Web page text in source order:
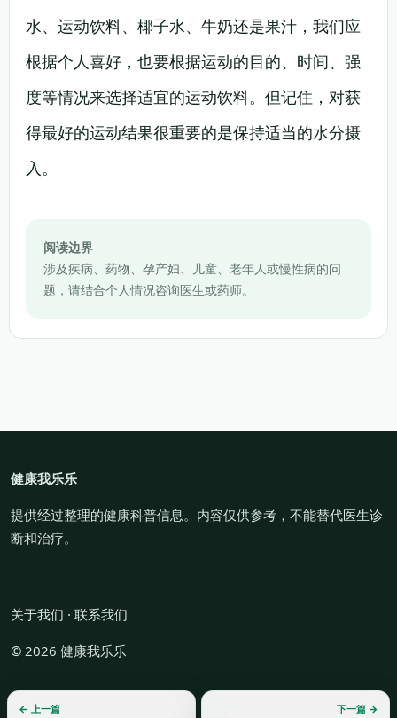
水、运动饮料、椰子水、牛奶还是果汁，我们应
根据个人喜好，也要根据运动的目的、时间、强
度等情况来选择适宜的运动饮料。但记住，对获
得最好的运动结果很重要的是保持适当的水分摄
入。
阅读边界
涉及疾病、药物、孕产妇、儿童、老年人或慢性病的问
题，请结合个人情况咨询医生或药师。
← 上一篇 下一篇 →
健康我乐乐
提供经过整理的健康科普信息。内容仅供参考，不能替代医生诊
断和治疗。
关于我们 · 联系我们
© 2026 健康我乐乐